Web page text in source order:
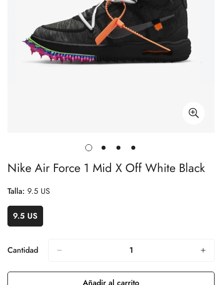
Nike Air Force 1 Mid X Off White Black
Talla: 9.5 US
9.5 US
Variante
Agotada
No
Cantidad